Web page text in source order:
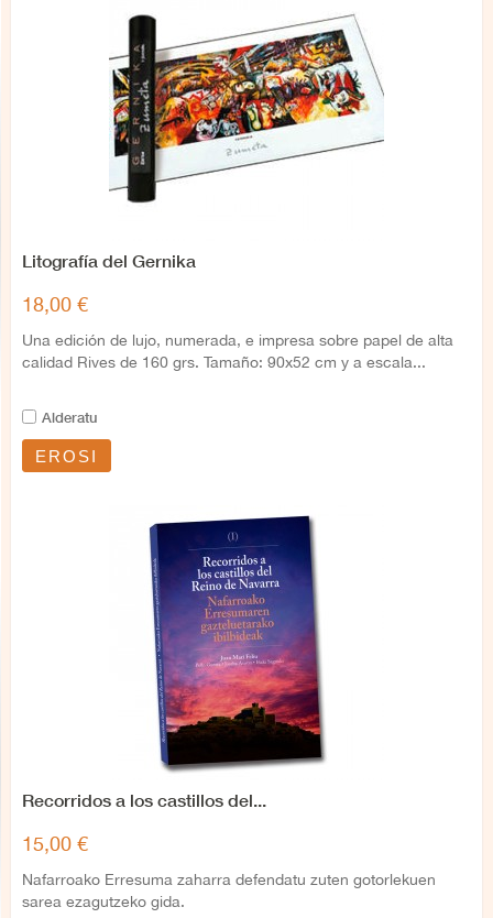
Litografía del Gernika
18,00 €
Una edición de lujo, numerada, e impresa sobre papel de alta
calidad Rives de 160 grs. Tamaño: 90x52 cm y a escala...
Alderatu
EROSI
Recorridos a los castillos del...
15,00 €
Nafarroako Erresuma zaharra defendatu zuten gotorlekuen
sarea ezagutzeko gida.